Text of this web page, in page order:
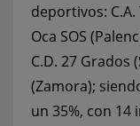
deportivos: C.A.
Oca SOS
C.D. 27 Grados
(Zamora);
un 35%, con 14